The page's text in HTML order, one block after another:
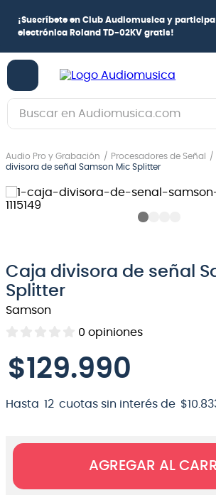
¡Suscríbete en Club Audiomusica y participa
electrónica Roland TD-02KV gratis!
Buscar en Audiomusica.com
Audio Pro y Grabación Procesadores de Señal
divisora ​​de señal Samson Mic Splitter
Caja divisora ​​de señal
Splitter
Samson
0 opiniones
$129.990
Hasta 12 cuotas sin interés de $10
AGREGAR AL
1.
guitarra electrica
2.
bajo
guitarra electroacústica
5.
amplificador
6.
guitarra
7
teclado
9 .
micrófono